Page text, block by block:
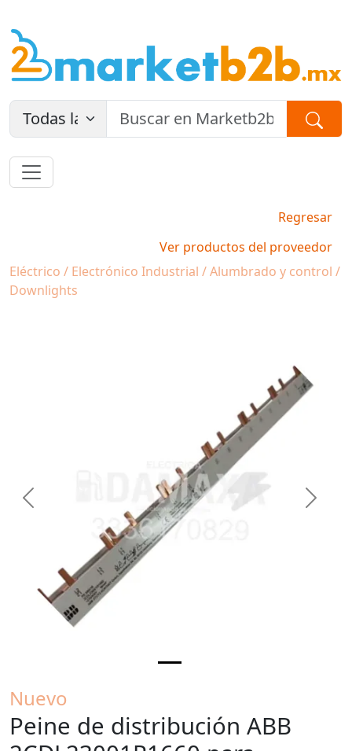
Regresar
Ver productos del proveedor
Eléctrico / Electrónico Industrial / Alumbrado y control /
Downlights
Previous Next
Nuevo
Peine de distribución ABB